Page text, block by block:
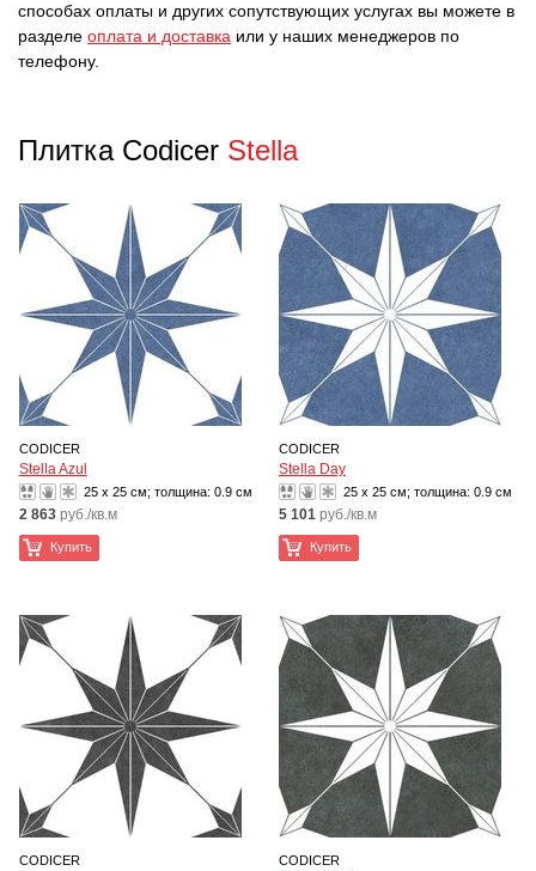
способах оплаты и других сопутствующих услугах вы можете в
разделе оплата и доставка или у наших менеджеров по
телефону.
Плитка Codicer Stella
CODICER
Stella Azul
25 x 25 см; толщина: 0.9 см
2 863 руб./кв.м
Купить
CODICER
Stella Day
25 x 25 см; толщина: 0.9 см
5 101 руб./кв.м
Купить
CODICER CODICER